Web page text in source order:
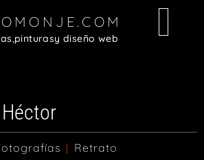
pinturasy diseño web
| Retrato